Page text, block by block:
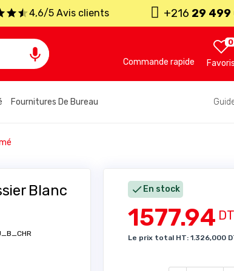
4,6/5 Avis clients +216 29 499
 Commande rapide Favoris
0
Fournitures De Bureau
Blanc
 En stock
1577.94
Le prix total HT: 1.326,000